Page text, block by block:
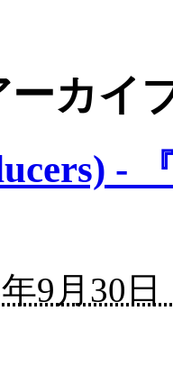
ーカイ
-
9月30日